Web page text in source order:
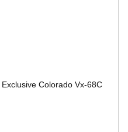
Сolorado Vx-68C